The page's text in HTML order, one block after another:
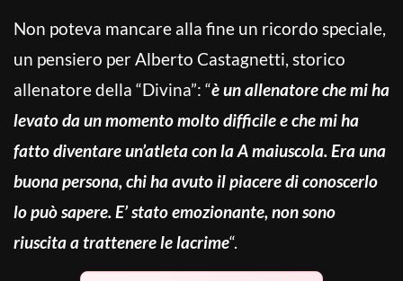
Non poteva mancare alla fine un ricordo speciale,
un pensiero per Alberto Castagnetti, storico
allenatore della “Divina”: “è un allenatore che mi ha
levato da un momento molto difficile e che mi ha
fatto diventare un’atleta con la A maiuscola. Era una
buona persona, chi ha avuto il piacere di conoscerlo
lo può sapere. E’ stato emozionante, non sono
riuscita a trattenere le lacrime“.